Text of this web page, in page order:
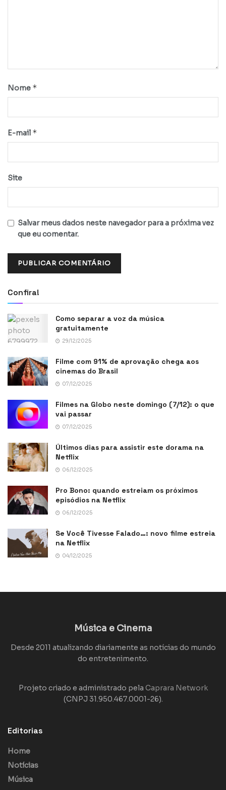
Nome *
E-mail *
Site
Salvar meus dados neste navegador para a próxima vez
que eu comentar.
Confira!
Como separar a voz da música
gratuitamente
29/12/2025
Filme com 91% de aprovação chega aos
cinemas do Brasil
07/12/2025
Filmes na Globo neste domingo (7/12): o que
vai passar
07/12/2025
Últimos dias para assistir este dorama na
Netflix
06/12/2025
Pro Bono: quando estreiam os próximos
episódios na Netflix
06/12/2025
Se Você Tivesse Falado…: novo filme estreia
na Netflix
04/12/2025
Música e Cinema
Desde 2011 atualizando diariamente as notícias do mundo
do entretenimento.
Projeto criado e administrado pela Caprara Network
(CNPJ 31.950.467.0001-26).
Editorias
Home
Notícias
Música